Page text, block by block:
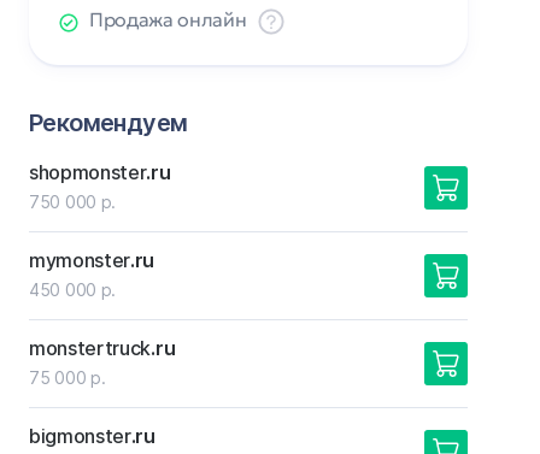
Продажа онлайн
Рекомендуем
shopmonster.ru
750 000 р.
mymonster.ru
450 000 р.
monstertruck.ru
75 000 р.
bigmonster.ru